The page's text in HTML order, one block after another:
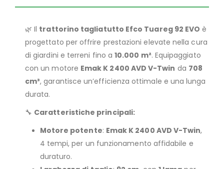
🌿 Il trattorino tagliatutto Efco Tuareg 92 EVO è
progettato per offrire prestazioni elevate nella cura
di giardini e terreni fino a10.000 m². Equipaggiato
con un motore Emak K 2400 AVD V-Twin da 708
cm³, garantisce un’efficienza ottimale e una lunga
durata.
🔧 Caratteristiche principali:
Motore potente: Emak K 2400 AVD V-Twin,
4 tempi, per un funzionamento affidabile e
duraturo.